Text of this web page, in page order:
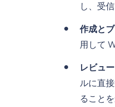
し、受
作成と
用して
レビュ
ルに直
ること